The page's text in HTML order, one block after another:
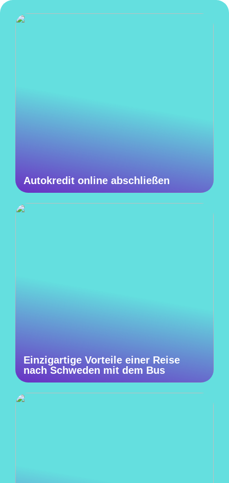
Autokredit online abschließen
Einzigartige Vorteile einer Reise
nach Schweden mit dem Bus